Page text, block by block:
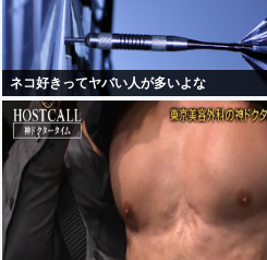
ネコ好きってヤバい人が多いよな